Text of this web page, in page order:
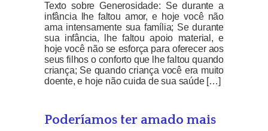
Texto sobre Generosidade: Se durante a
infância lhe faltou amor, e hoje você não
ama intensamente sua família; Se durante
sua infância, lhe faltou apoio material, e
hoje você não se esforça para oferecer aos
seus filhos o conforto que lhe faltou quando
criança; Se quando criança você era muito
doente, e hoje não cuida de sua saúde […]
Poderíamos ter amado mais